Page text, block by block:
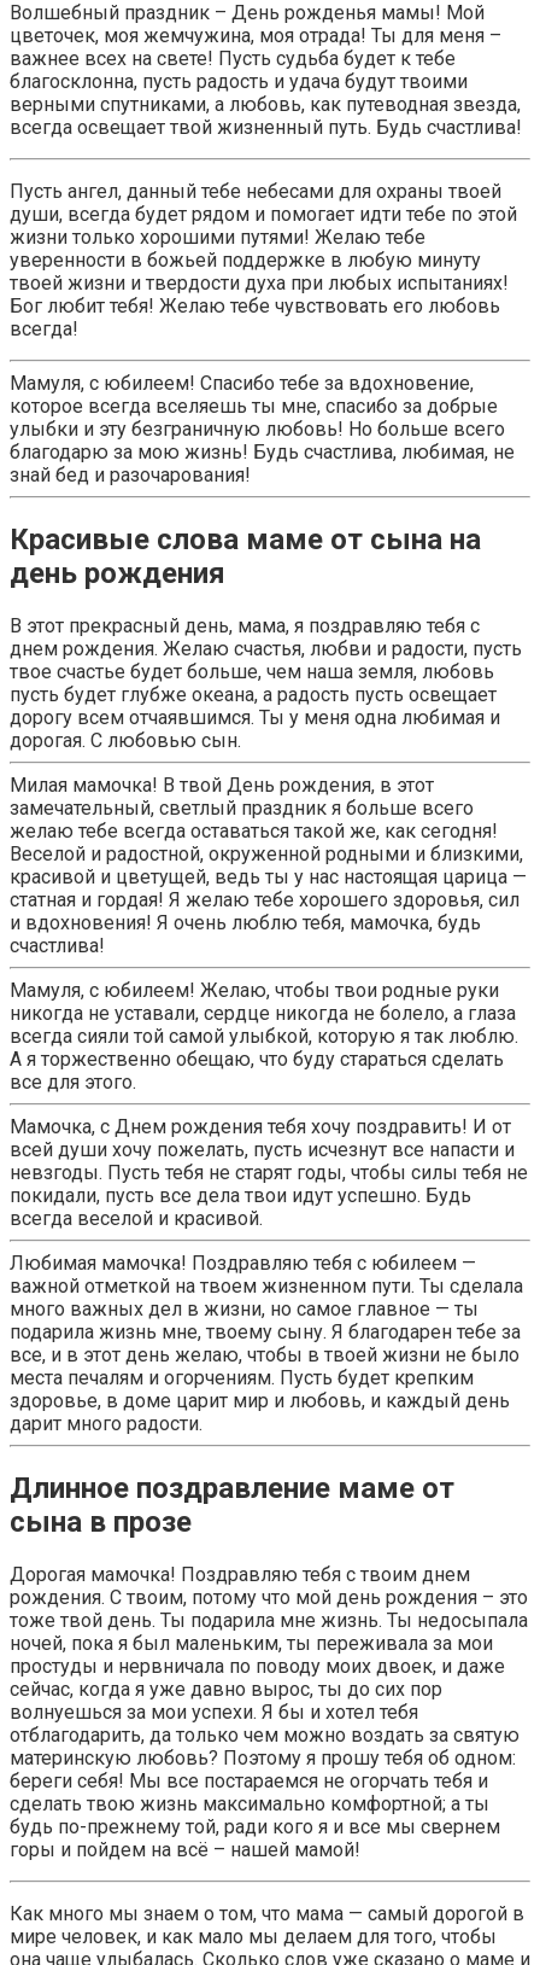
Волшебный праздник – День рожденья мамы! Мой
цветочек, моя жемчужина, моя отрада! Ты для меня –
важнее всех на свете! Пусть судьба будет к тебе
благосклонна, пусть радость и удача будут твоими
верными спутниками, а любовь, как путеводная звезда,
всегда освещает твой жизненный путь. Будь счастлива!
Пусть ангел, данный тебе небесами для охраны твоей
души, всегда будет рядом и помогает идти тебе по этой
жизни только хорошими путями! Желаю тебе
уверенности в божьей поддержке в любую минуту
твоей жизни и твердости духа при любых испытаниях!
Бог любит тебя! Желаю тебе чувствовать его любовь
всегда!
Мамуля, с юбилеем! Спасибо тебе за вдохновение,
которое всегда вселяешь ты мне, спасибо за добрые
улыбки и эту безграничную любовь! Но больше всего
благодарю за мою жизнь! Будь счастлива, любимая, не
знай бед и разочарования!
Красивые слова маме от сына на
день рождения
В этот прекрасный день, мама, я поздравляю тебя с
днем рождения. Желаю счастья, любви и радости, пусть
твое счастье будет больше, чем наша земля, любовь
пусть будет глубже океана, а радость пусть освещает
дорогу всем отчаявшимся. Ты у меня одна любимая и
дорогая. С любовью сын.
Милая мамочка! В твой День рождения, в этот
замечательный, светлый праздник я больше всего
желаю тебе всегда оставаться такой же, как сегодня!
Веселой и радостной, окруженной родными и близкими,
красивой и цветущей, ведь ты у нас настоящая царица —
статная и гордая! Я желаю тебе хорошего здоровья, сил
и вдохновения! Я очень люблю тебя, мамочка, будь
счастлива!
Мамуля, с юбилеем! Желаю, чтобы твои родные руки
никогда не уставали, сердце никогда не болело, а глаза
всегда сияли той самой улыбкой, которую я так люблю.
А я торжественно обещаю, что буду стараться сделать
все для этого.
Мамочка, с Днем рождения тебя хочу поздравить! И от
всей души хочу пожелать, пусть исчезнут все напасти и
невзгоды. Пусть тебя не старят годы, чтобы силы тебя не
покидали, пусть все дела твои идут успешно. Будь
всегда веселой и красивой.
Любимая мамочка! Поздравляю тебя с юбилеем —
важной отметкой на твоем жизненном пути. Ты сделала
много важных дел в жизни, но самое главное — ты
подарила жизнь мне, твоему сыну. Я благодарен тебе за
все, и в этот день желаю, чтобы в твоей жизни не было
места печалям и огорчениям. Пусть будет крепким
здоровье, в доме царит мир и любовь, и каждый день
дарит много радости.
Длинное поздравление маме от
сына в прозе
Дорогая мамочка! Поздравляю тебя с твоим днем
рождения. С твоим, потому что мой день рождения – это
тоже твой день. Ты подарила мне жизнь. Ты недосыпала
ночей, пока я был маленьким, ты переживала за мои
простуды и нервничала по поводу моих двоек, и даже
сейчас, когда я уже давно вырос, ты до сих пор
волнуешься за мои успехи. Я бы и хотел тебя
отблагодарить, да только чем можно воздать за святую
материнскую любовь? Поэтому я прошу тебя об одном:
береги себя! Мы все постараемся не огорчать тебя и
сделать твою жизнь максимально комфортной; а ты
будь по-прежнему той, ради кого я и все мы свернем
горы и пойдем на всё – нашей мамой!
Как много мы знаем о том, что мама — самый дорогой в
мире человек, и как мало мы делаем для того, чтобы
она чаще улыбалась. Сколько слов уже сказано о маме и